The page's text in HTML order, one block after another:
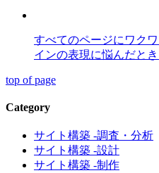
すべてのページにワク
インの表現に悩んだと
top of page
Category
サイト構築 -調査・分析
サイト構築 -設計
サイト構築 -制作